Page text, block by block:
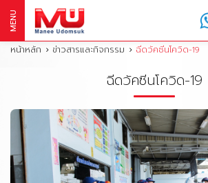
MENU
หน้าหลัก ข่าวสารและกิจกรรม ฉีดวัคซีนโควิด-19
ฉีดวัคซีนโควิด-19